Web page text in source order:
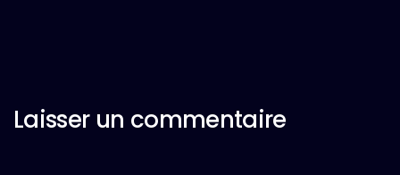
Laisser un commentaire